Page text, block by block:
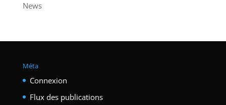
News
Méta
Connexion
Flux des publications